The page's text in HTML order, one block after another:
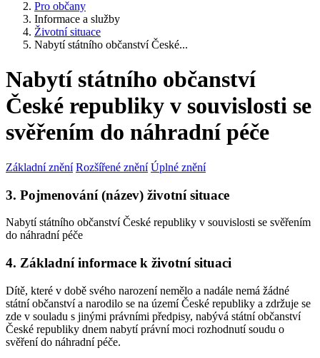
Pro občany
Informace a služby
Životní situace
Nabytí státního občanství České...
Nabytí státního občanství
České republiky v souvislosti se
svěřením do náhradní péče
Základní znění Rozšířené znění Úplné znění
3. Pojmenování (název) životní situace
Nabytí státního občanství České republiky v souvislosti se svěřením
do náhradní péče
4. Základní informace k životní situaci
Dítě, které v době svého narození nemělo a nadále nemá žádné
státní občanství a narodilo se na území České republiky a zdržuje se
zde v souladu s jinými právními předpisy, nabývá státní občanství
České republiky dnem nabytí právní moci rozhodnutí soudu o
svěření do náhradní péče.